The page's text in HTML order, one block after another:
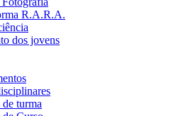
R.A.R.A.
dos jovens
turma